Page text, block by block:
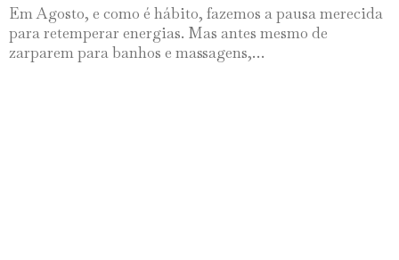
Em Agosto, e como é hábito, fazemos a pausa merecida
para retemperar energias. Mas antes mesmo de
zarparem para banhos e massagens,…